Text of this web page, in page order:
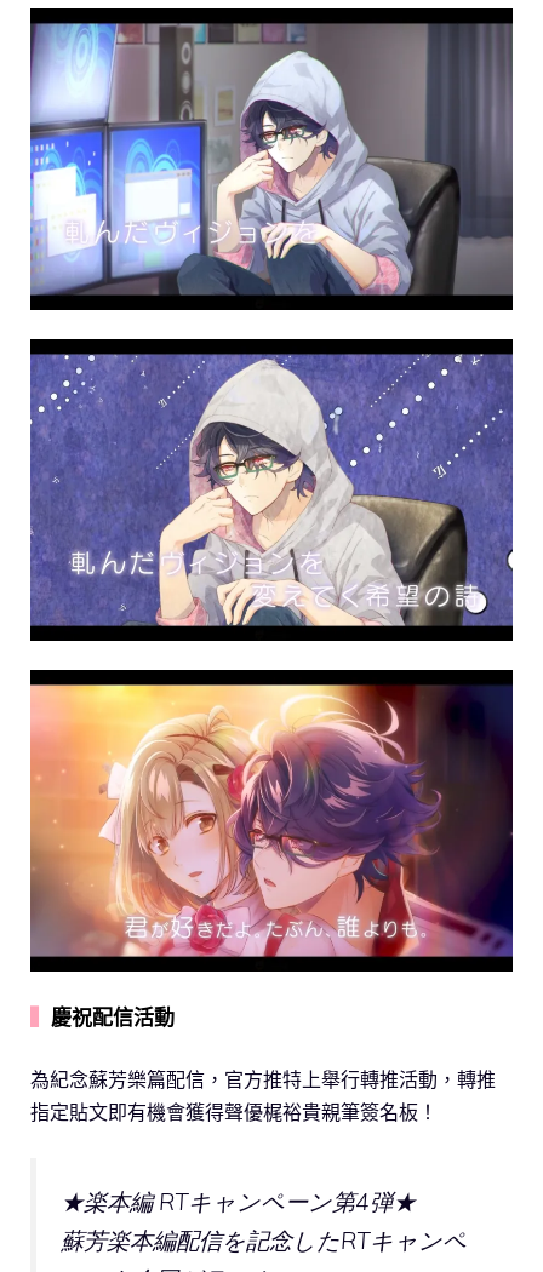
慶祝配信活動
為紀念蘇芳樂篇配信，官方推特上舉行轉推活動，轉推
指定貼文即有機會獲得聲優梶裕貴親筆簽名板！
★楽本編 RTキャンペーン第4弾★
蘇芳楽本編配信を記念したRTキャンペ